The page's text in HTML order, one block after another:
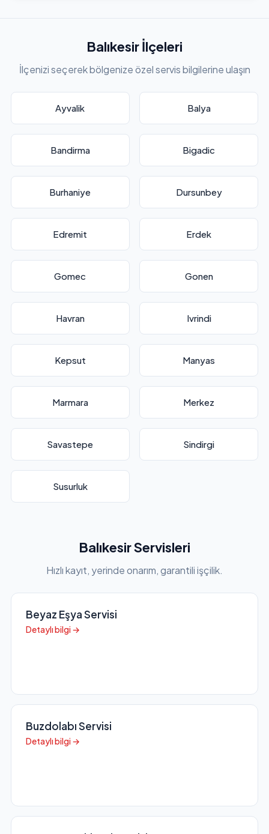
Balıkesir İlçeleri
İlçenizi seçerek bölgenize özel servis bilgilerine ulaşın
Ayvalik Balya
Bandirma Bigadic
Burhaniye Dursunbey
Edremit Erdek
Gomec Gonen
Havran Ivrindi
Kepsut Manyas
Marmara Merkez
Savastepe Sindirgi
Susurluk
Balıkesir Servisleri
Hızlı kayıt, yerinde onarım, garantili işçilik.
Beyaz Eşya Servisi
Detaylı bilgi →
Buzdolabı Servisi
Detaylı bilgi →